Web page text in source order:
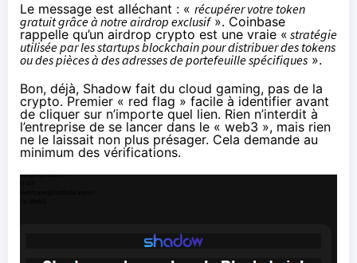
Le message est alléchant : « récupérer votre token
gratuit grâce à notre airdrop exclusif». Coinbase
rappelle qu’un airdrop crypto est une vraie « stratégie
utilisée par les startups blockchain pour distribuer des tokens
ou des pièces à des adresses de portefeuille spécifiques ».
Bon, déjà, Shadow fait du cloud gaming, pas de la
crypto. Premier « red flag » facile à identifier avant
de cliquer sur n’importe quel lien. Rien n’interdit à
l’entreprise de se lancer dans le « web3 », mais rien
ne le laissait non plus présager. Cela demande au
minimum des vérifications.